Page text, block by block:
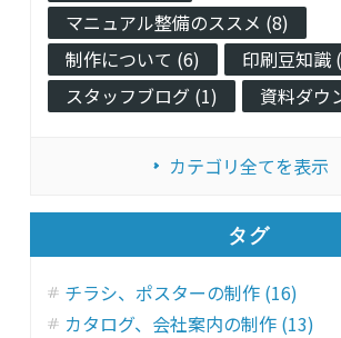
マニュアル整備のススメ (8)
制作について (6)
印刷豆知識
スタッフブログ (1)
資料ダウ
カテゴリ全てを表示
タグ
チラシ、ポスターの制作 (16)
カタログ、会社案内の制作 (13)